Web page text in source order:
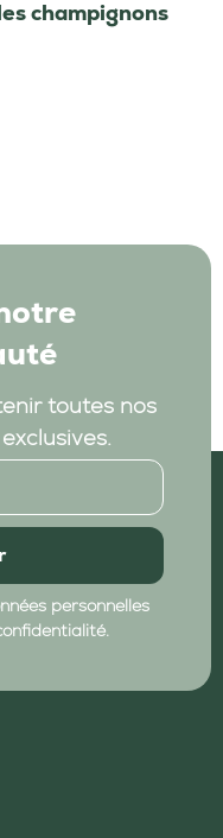
champignons
toutes nos
personnelles